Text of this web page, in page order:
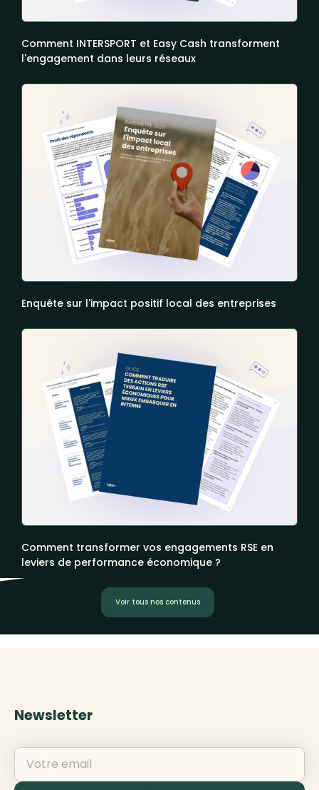
Comment INTERSPORT et Easy Cash transforment
l'engagement dans leurs réseaux
Enquête sur l'impact positif local des entreprises
Comment transformer vos engagements RSE en
leviers de performance économique ?
Voir tous nos contenus
Newsletter